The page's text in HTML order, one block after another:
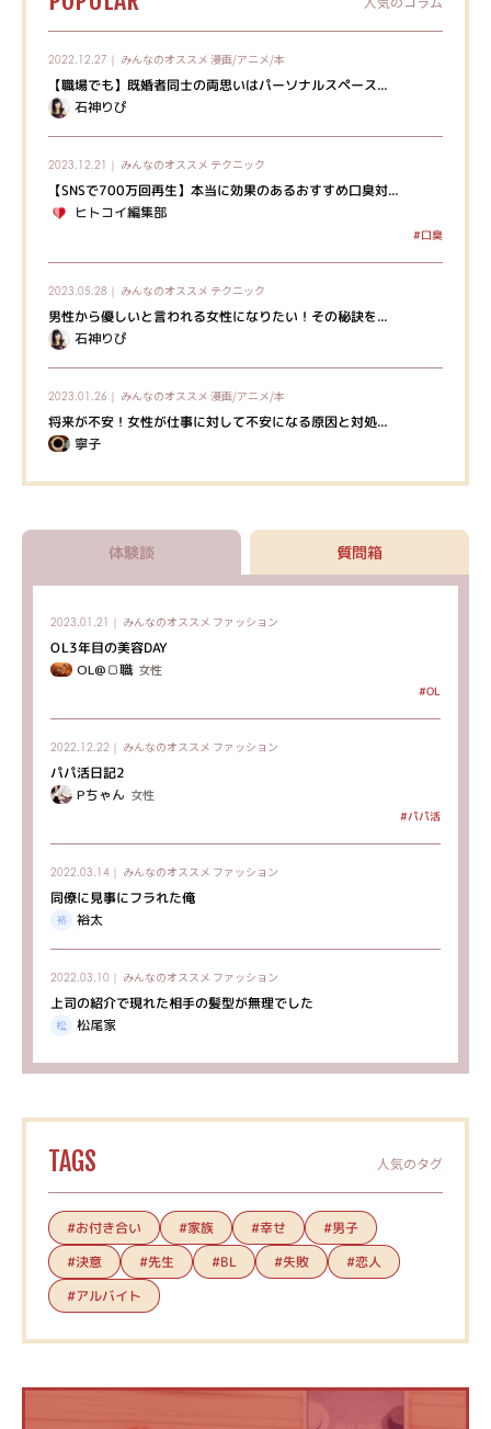
2022.12.27｜ みんなのオススメ 漫画/アニメ/本
【職場でも】既婚者同士の両思いはパーソナルスペース...
石神りぴ
2023.12.21｜ みんなのオススメ テクニック
【SNSで700万回再生】本当に効果のあるおすすめ口臭対...
ヒトコイ編集部
#口臭
2023.05.28｜ みんなのオススメ テクニック
男性から優しいと言われる女性になりたい！その秘訣を...
石神りぴ
2023.01.26｜ みんなのオススメ 漫画/アニメ/本
将来が不安！女性が仕事に対して不安になる原因と対処...
寧子
体験談 質問箱
2023.01.21｜ みんなのオススメ ファッション
OL3年目の美容DAY
OL@🍞職 女性
#OL
2022.12.22｜ みんなのオススメ ファッション
パパ活日記2
Pちゃん 女性
#パパ活
2022.03.14｜ みんなのオススメ ファッション
同僚に見事にフラれた俺
裕太
2022.03.10｜ みんなのオススメ ファッション
上司の紹介で現れた相手の髪型が無理でした
松尾家
TAGS 人気のタグ
#お付き合い #家族 #幸せ
#男子
#決意
#先生 #BL #失敗 #恋人
#アルバイト